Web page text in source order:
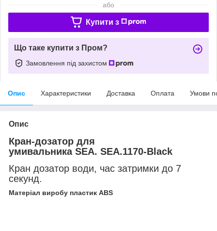
або
Купити з
Що таке купити з Пром?
Замовлення під захистом
Опис Характеристики Доставка Оплата Умови
Опис
Кран-дозатор для
умивальника SEA. SEA.1170-Black
Кран дозатор води, час затримки до 7
секунд.
Матеріал виробу пластик ABS